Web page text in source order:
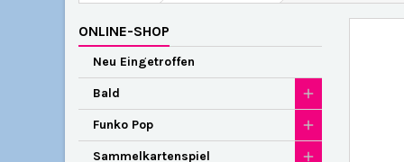
ONLINE-SHOP
Neu Eingetroffen
Bald
Funko Pop
Sammelkartenspiel